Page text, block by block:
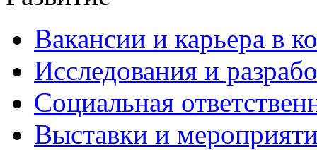
Вакансии и карьера в
Исследования и
Социальная
Выставки и